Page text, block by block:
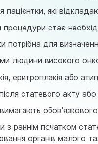
пацієнтки, які
процедури стає
потрібна для
людини високого
еритроплакія або
після статевого акту
вимагають
з раннім початком
органів малого